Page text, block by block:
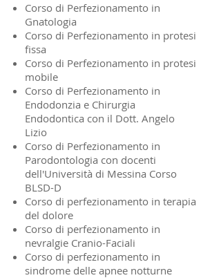
Corso di Perfezionamento in
Gnatologia
Corso di Perfezionamento in protesi
fissa
Corso di Perfezionamento in protesi
mobile
Corso di Perfezionamento in
Endodonzia e Chirurgia
Endodontica con il Dott. Angelo
Lizio
Corso di Perfezionamento in
Parodontologia con docenti
dell'Università di Messina Corso
BLSD-D
Corso di perfezionamento in terapia
del dolore
Corso di perfezionamento in
nevralgie Cranio-Faciali
Corso di perfezionamento in
sindrome delle apnee notturne